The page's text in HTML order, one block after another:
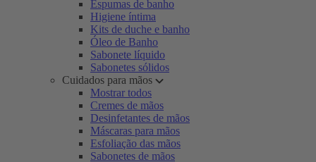
Espumas de banho
Higiene íntima
Kits de duche e banho
Óleo de Banho
Sabonete líquido
Sabonetes sólidos
Cuidados para mãos
Mostrar todos
Cremes de mãos
Desinfetantes de mãos
Máscaras para mãos
Esfoliação das mãos
Sabonetes de mãos